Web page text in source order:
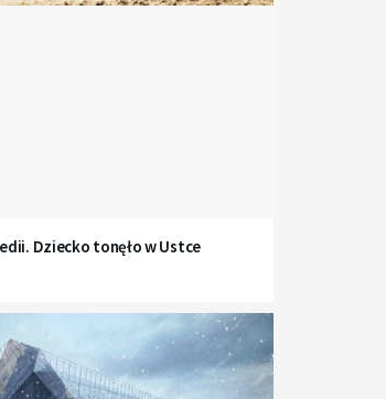
Dziecko tonęło w Ustce